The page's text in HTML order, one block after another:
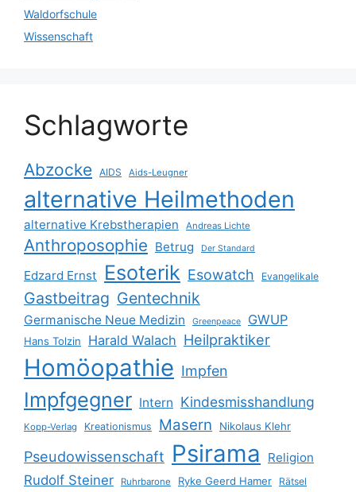
Waldorfschule
Wissenschaft
Schlagworte
Abzocke AIDS Aids-Leugner
alternative Heilmethoden
alternative Krebstherapien Andreas Lichte
Anthroposophie Betrug Der Standard
Edzard Ernst Esoterik Esowatch Evangelikale
Gastbeitrag Gentechnik
Germanische Neue Medizin Greenpeace GWUP
Hans Tolzin Harald Walach Heilpraktiker
Homöopathie Impfen
Impfgegner Intern Kindesmisshandlung
Kopp-Verlag Kreationismus Masern Nikolaus Klehr
Pseudowissenschaft Psirama Religion
Rudolf Steiner Ruhrbarone Ryke Geerd Hamer Rätsel